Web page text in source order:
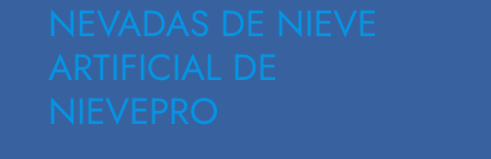
NEVADAS DE NIEVE
ARTIFICIAL DE
NIEVEPRO